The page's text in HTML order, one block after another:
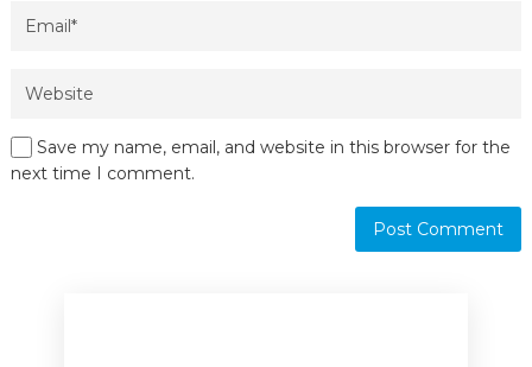
Save my name, email, and website in this browser for the
next time I comment.